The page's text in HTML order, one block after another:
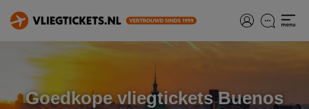
Goedkope vliegtickets Buenos